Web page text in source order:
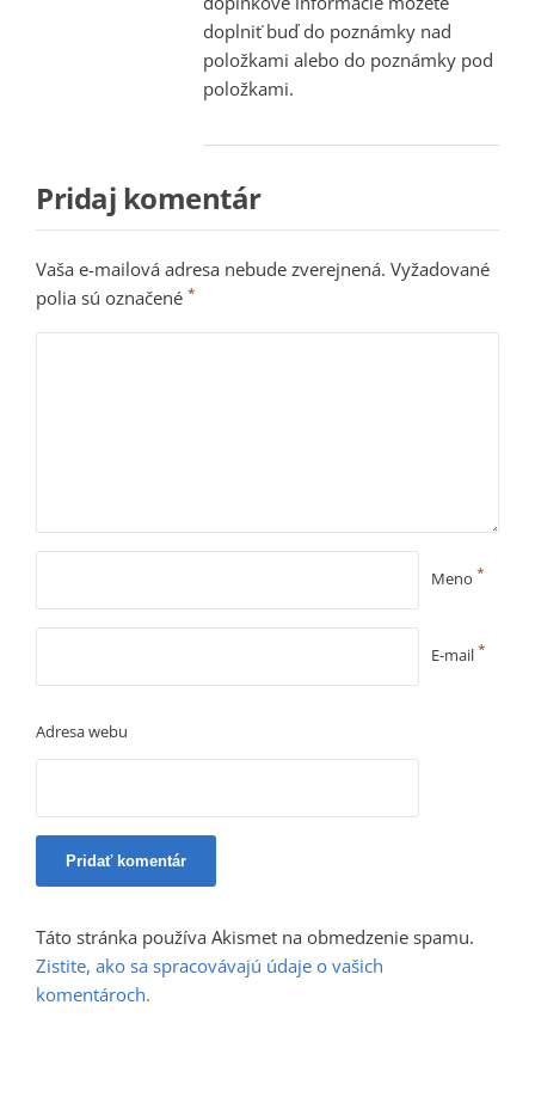
doplniť buď do poznámky nad
položkami alebo do poznámky pod
položkami.
Pridaj komentár
Vaša e-mailová adresa nebude zverejnená. Vyžadované
polia sú označené *
Meno *
E-mail*
Adresa webu
Táto stránka používa Akismet na obmedzenie spamu.
Zistite, ako sa spracovávajú údaje o vašich
komentároch.